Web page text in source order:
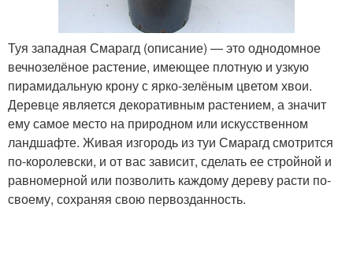
Туя западная Смарагд (описание) — это однодомное
вечнозелёное растение, имеющее плотную и узкую
пирамидальную крону с ярко-зелёным цветом хвои.
Деревце является декоративным растением, а значит
ему самое место на природном или искусственном
ландшафте. Живая изгородь из туи Смарагд смотрится
по-королевски, и от вас зависит, сделать ее стройной и
равномерной или позволить каждому дереву расти по-
своему, сохраняя свою первозданность.